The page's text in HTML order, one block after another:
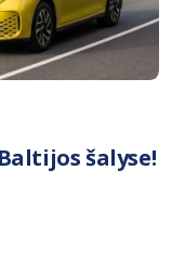
šalyse!